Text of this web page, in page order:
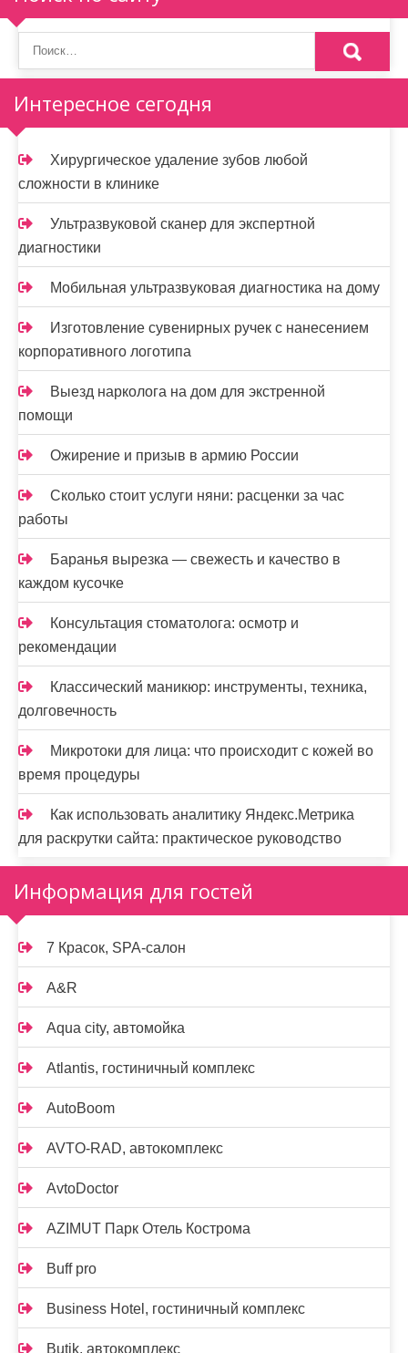
я
п
о
з
а
п
и
с
я
м
Интересное сегодня
Хирургическое удаление зубов любой
сложности в клинике
Ультразвуковой сканер для экспертной
диагностики
Мобильная ультразвуковая диагностика на дому
Изготовление сувенирных ручек с нанесением
корпоративного логотипа
Выезд нарколога на дом для экстренной
помощи
Ожирение и призыв в армию России
Сколько стоит услуги няни: расценки за час
работы
Баранья вырезка — свежесть и качество в
каждом кусочке
Консультация стоматолога: осмотр и
рекомендации
Классический маникюр: инструменты, техника,
долговечность
Микротоки для лица: что происходит с кожей во
время процедуры
Как использовать аналитику Яндекс.Метрика
для раскрутки сайта: практическое руководство
Информация для гостей
7 Красок, SPA-салон
A&R
Aqua city, автомойка
Atlantis, гостиничный комплекс
AutoBoom
AVTO-RAD, автокомплекс
AvtoDoctor
AZIMUT Парк Отель Кострома
Buff pro
Business Hotel, гостиничный комплекс
Butik, автокомплекс